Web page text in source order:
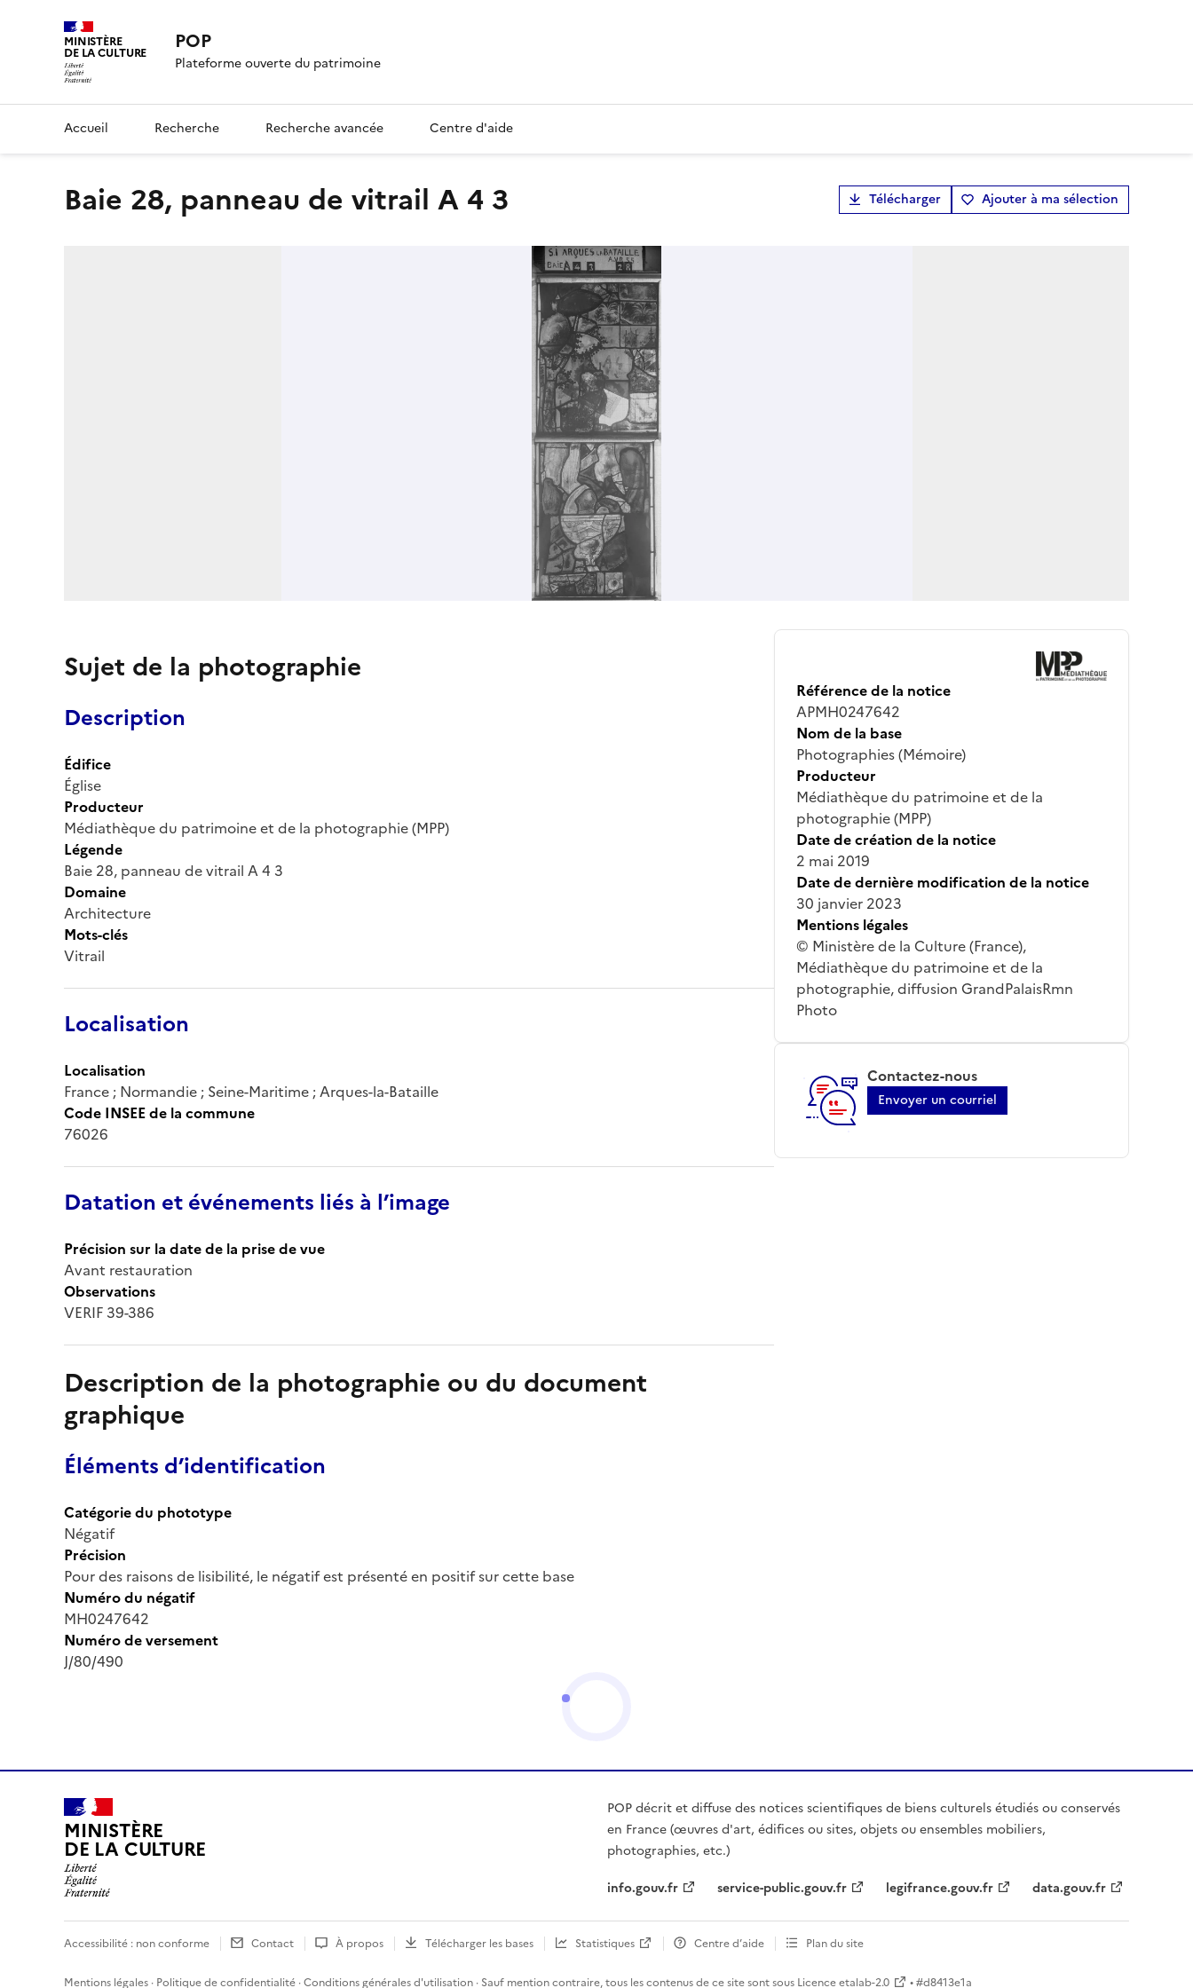
MINISTÈRE
DE LA CULTURE POP
Plateforme ouverte du patrimoine
Accueil Recherche Recherche avancée Centre d'aide
Baie 28, panneau de vitrail A 4 3 Télécharger Ajouter à ma sélection
Sujet de la photographie
Description
Édifice
Église
Producteur
Médiathèque du patrimoine et de la photographie (MPP)
Légende
Baie 28, panneau de vitrail A 4 3
Domaine
Architecture
Mots-clés
Vitrail
Localisation
Localisation
France ; Normandie ; Seine-Maritime ; Arques-la-Bataille
Code INSEE de la commune
76026
Datation et événements liés à l’image
Précision sur la date de la prise de vue
Avant restauration
Observations
VERIF 39-386
Description de la photographie ou du document
graphique
Éléments d’identification
Catégorie du phototype
Négatif
Précision
Pour des raisons de lisibilité, le négatif est présenté en positif sur cette base
Numéro du négatif
MH0247642
Numéro de versement
J/80/490
Référence de la notice
APMH0247642
Nom de la base
Photographies (Mémoire)
Producteur
Médiathèque du patrimoine et de la
photographie (MPP)
Date de création de la notice
2 mai 2019
Date de dernière modification de la notice
30 janvier 2023
Mentions légales
© Ministère de la Culture (France),
Médiathèque du patrimoine et de la
photographie, diffusion GrandPalaisRmn
Photo
Contactez-nous
Envoyer un courriel
MINISTÈRE
DE LA CULTURE
POP décrit et diffuse des notices scientifiques de biens culturels étudiés ou conservés
en France (œuvres d'art, édifices ou sites, objets ou ensembles mobiliers,
photographies, etc.)
info.gouv.fr
service-public.gouv.fr legifrance.gouv.fr data.gouv.fr
Accessibilité : non conforme Contact À propos Télécharger les bases Statistiques Centre d’aide Plan du site
Mentions légales · Politique de confidentialité ·Conditions générales d'utilisation · Sauf mention contraire, tous les contenus de ce site sont sous Licence etalab-2.0 • #d8413e1a